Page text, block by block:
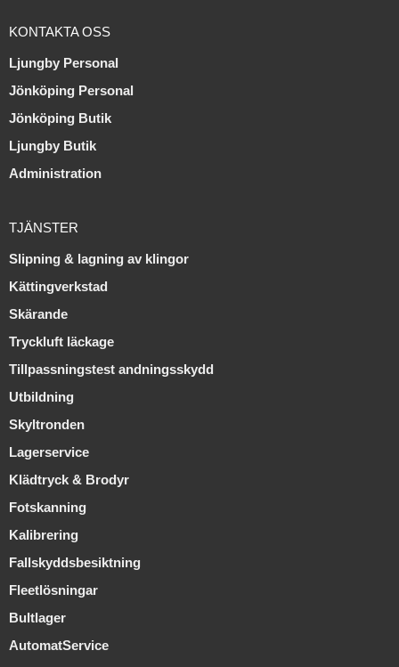
KONTAKTA OSS
Ljungby Personal
Jönköping Personal
Jönköping Butik
Ljungby Butik
Administration
TJÄNSTER
Slipning & lagning av klingor
Kättingverkstad
Skärande
Tryckluft läckage
Tillpassningstest andningsskydd
Utbildning
Skyltronden
Lagerservice
Klädtryck & Brodyr
Fotskanning
Kalibrering
Fallskyddsbesiktning
Fleetlösningar
Bultlager
AutomatService